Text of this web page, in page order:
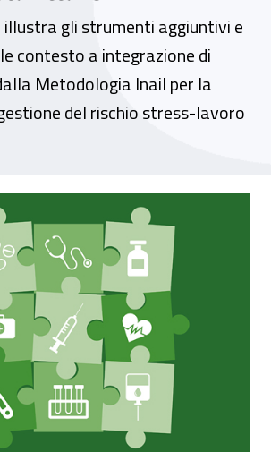
gli strumenti aggiuntivi e
contesto a integrazione di
Metodologia Inail per la
del rischio stress-lavoro
per la valutazione e